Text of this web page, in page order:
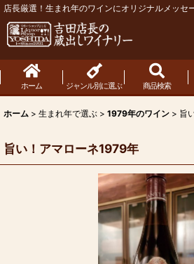
店長厳選！生まれ年のワインにオリジナルメッセ
ホーム ジャンル別に選ぶ 商品検索
ホーム > 生まれ年で選ぶ > 1979年のワイン > 旨
旨い！アマローネ1979年